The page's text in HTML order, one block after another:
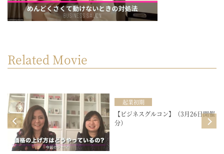
Related Movie
起業初期
【ビジネスグルコン】（3月26日開催
分）